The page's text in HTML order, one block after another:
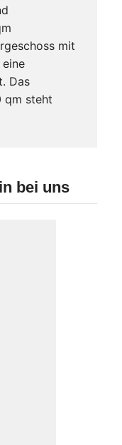
mit
Das
qm steht
bei uns